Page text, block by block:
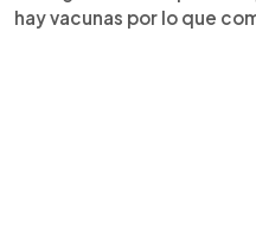
hay vacunas por lo que